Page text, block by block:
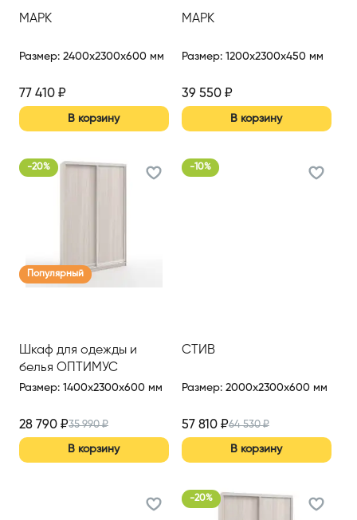
МАРК
Размер: 2400x2300x600 мм
77 410 ₽
В корзину
МАРК
Размер: 1200x2300x450 мм
39 550₽
В корзину
-20%
Популярный
Шкаф для одежды и
белья ОПТИМУС
Размер: 1400x2300x600 мм
28 790 ₽35 990₽
В корзину
-10%
СТИВ
Размер: 2000x2300x600 мм
57 810₽64 530₽
В корзину
-20%